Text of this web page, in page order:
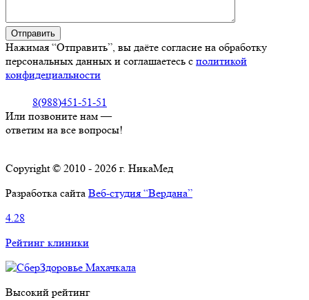
Нажимая “Отправить”, вы даёте согласие на обработку
персональных данных и соглашаетесь с политикой
конфидециальности
8(988)451-51-51
Или позвоните нам —
ответим на все вопросы!
Copyright © 2010 - 2026 г. НикаМед
Разработка сайта Веб-студия “Вердана”
4.28
Рейтинг клиники
Высокий рейтинг